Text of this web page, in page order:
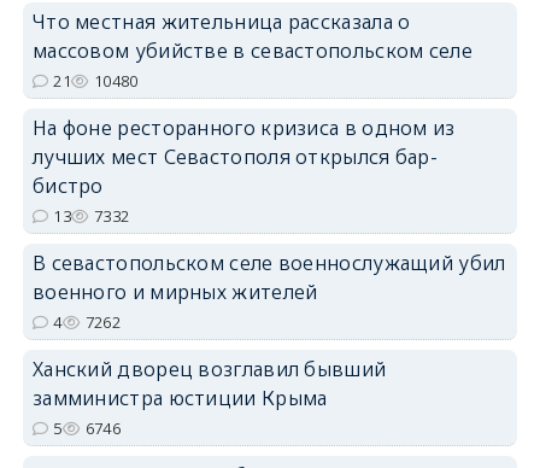
erid: 2SDnjdPjgYS
erid: 2SDnjdvhGXG
Что местная жительница рассказала о
массовом убийстве в севастопольском селе
21 10480
На фоне ресторанного кризиса в одном из
лучших мест Севастополя открылся бар-
бистро
13 7332
В севастопольском селе военнослужащий убил
военного и мирных жителей
4 7262
Ханский дворец возглавил бывший
замминистра юстиции Крыма
5 6746